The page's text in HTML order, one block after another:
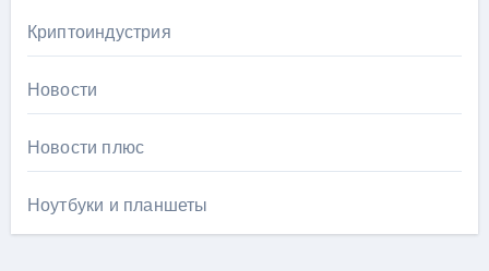
Криптоиндустрия
Новости
Новости плюс
Ноутбуки и планшеты